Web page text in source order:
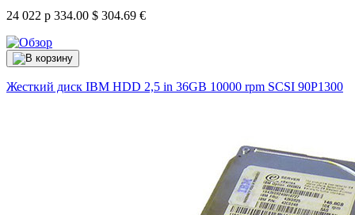
24 022 р 334.00 $ 304.69 €
Жесткий диск IBM HDD 2,5 in 36GB 10000 rpm SCSI 90P1300